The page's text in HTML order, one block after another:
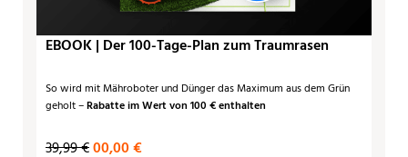
EBOOK | Der 100-Tage-Plan zum Traumrasen
So wird mit Mähroboter und Dünger das Maximum aus dem Grün
geholt –Rabatte im Wert von 100 € enthalten
39,99 €00,00 €